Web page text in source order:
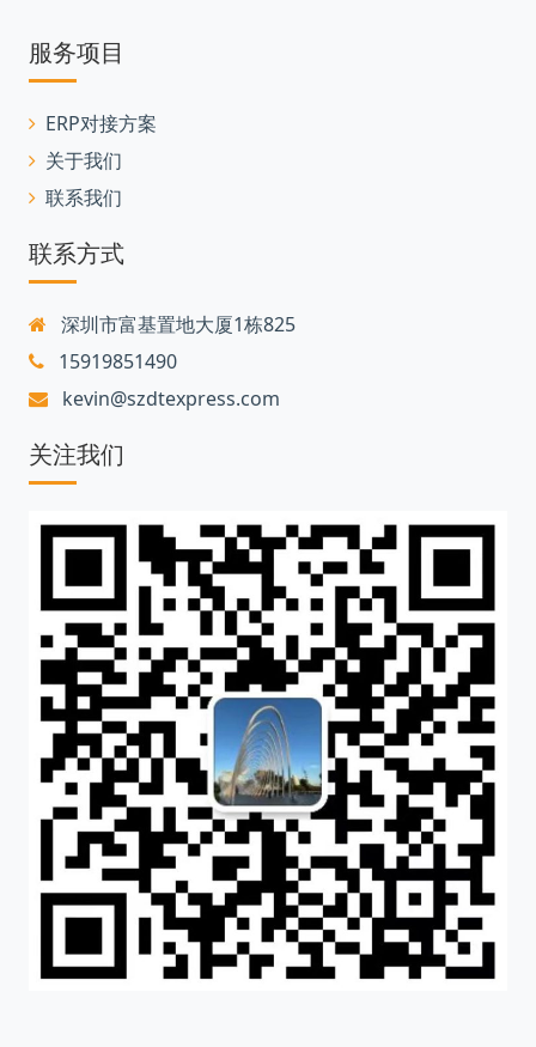
服务项目
ERP对接方案
关于我们
联系我们
联系方式
深圳市富基置地大厦1栋825
15919851490
kevin@szdtexpress.com
关注我们